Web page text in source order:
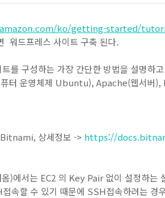
ko/getting-started/
워드프레스 사이트 구축 된다.
를 구성하는 가장 간단한 방법을 설명하
터 운영체제 Ubuntu), Apache(웹서버),
Bitnami, 상세정보 -> https://
)에서는 EC2 의 Key Pair 없이 설정하는
속할 수 있기 때문에 SSH접속하려는 경